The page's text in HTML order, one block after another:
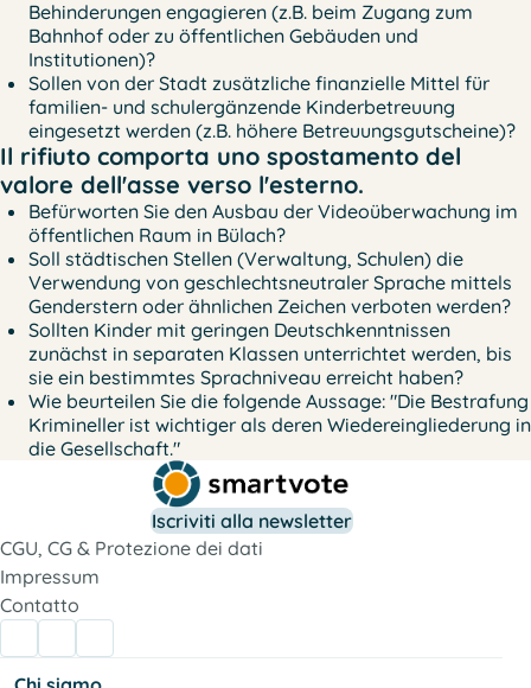
Behinderungen engagieren (z.B. beim Zugang zum
Bahnhof oder zu öffentlichen Gebäuden und
Institutionen)?
Sollen von der Stadt zusätzliche finanzielle Mittel für
familien- und schulergänzende Kinderbetreuung
eingesetzt werden (z.B. höhere Betreuungsgutscheine)?
Il rifiuto comporta uno spostamento del
valore dell'asse verso l'esterno.
Befürworten Sie den Ausbau der Videoüberwachung im
öffentlichen Raum in Bülach?
Soll städtischen Stellen (Verwaltung, Schulen) die
Verwendung von geschlechtsneutraler Sprache mittels
Genderstern oder ähnlichen Zeichen verboten werden?
Sollten Kinder mit geringen Deutschkenntnissen
zunächst in separaten Klassen unterrichtet werden, bis
sie ein bestimmtes Sprachniveau erreicht haben?
Wie beurteilen Sie die folgende Aussage: "Die Bestrafung
Krimineller ist wichtiger als deren Wiedereingliederung in
die Gesellschaft."
Iscriviti alla newsletter
CGU, CG & Protezione dei dati
Impressum
Contatto